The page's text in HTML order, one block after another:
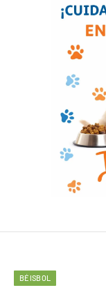
BÉISBOL